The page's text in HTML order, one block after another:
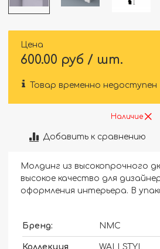
Цена
600.00 руб / шт.
Товар временно недоступен
Наличие
Добавить к сравнению
Молдинг из высокопрочного
высокое качество для
оформления интерьера. В
Бренд: NMC
Коллекция WALLSTYL